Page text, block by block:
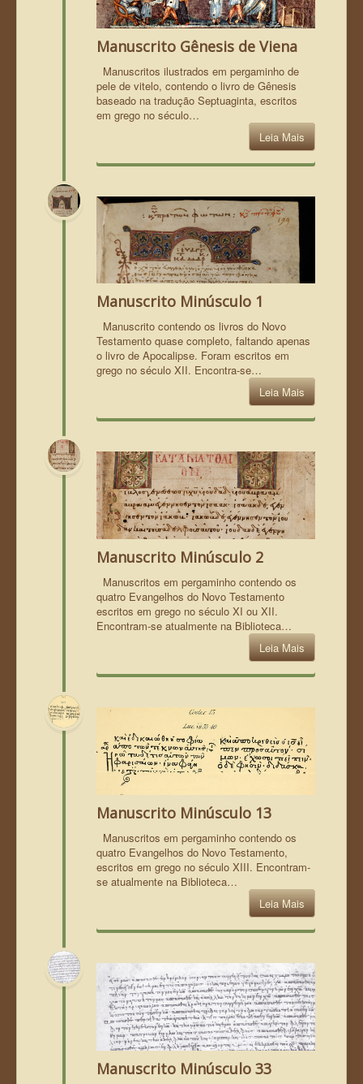
Manuscrito Gênesis de Viena
Manuscritos ilustrados em pergaminho de
pele de vitelo, contendo o livro de Gênesis
baseado na tradução Septuaginta, escritos
em grego no século…
Leia Mais
Manuscrito Minúsculo 1
Manuscrito contendo os livros do Novo
Testamento quase completo, faltando apenas
o livro de Apocalipse. Foram escritos em
grego no século XII. Encontra-se…
Leia Mais
Manuscrito Minúsculo 2
Manuscritos em pergaminho contendo os
quatro Evangelhos do Novo Testamento
escritos em grego no século XI ou XII.
Encontram-se atualmente na Biblioteca…
Leia Mais
Manuscrito Minúsculo 13
Manuscritos em pergaminho contendo os
quatro Evangelhos do Novo Testamento,
escritos em grego no século XIII. Encontram-
se atualmente na Biblioteca…
Leia Mais
Manuscrito Minúsculo 33